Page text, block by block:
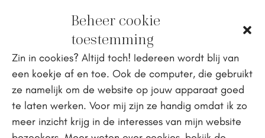
Beheer cookie
toestemming
Zin in cookies? Altijd toch! Iedereen wordt blij van
een koekje af en toe. Ook de computer, die gebruikt
ze namelijk om de website op jouw apparaat goed
te laten werken. Voor mij zijn ze handig omdat ik zo
meer inzicht krijg in de interesses van mijn website
te krijgen in de situatie. Bedenk een lijst met
alle dingen waarover je in deze situatie wél
controle hebt.
Bij zowel angst als stress kun je in beide
gevallen altijd uit de situatie stappen en
een andere situatie opzoeken als het te veel